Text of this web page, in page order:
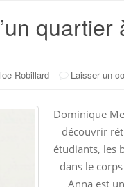
Robillard Laisser un
Dominique
découvrir
étudiants, les
dans le
Anna est